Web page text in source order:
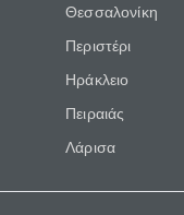
Θεσσαλονίκη
Περιστέρι
Ηράκλειο
Πειραιάς
Λάρισα